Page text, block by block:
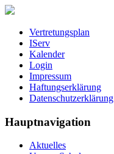
Vertretungsplan
IServ
Kalender
Login
Impressum
Haftungserklärung
Datenschutzerklärung
Hauptnavigation
Aktuelles